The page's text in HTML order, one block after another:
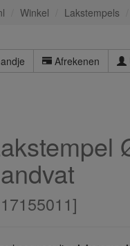
Winkel Lakstempels
Afrekenen
]